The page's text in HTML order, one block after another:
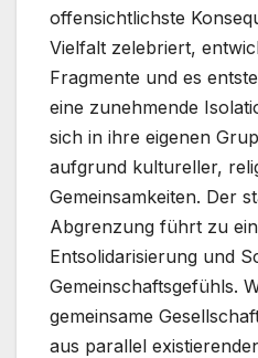
offensichtlichste
Vielfalt zelebriert,
Fragmente und es
eine zunehmende
sich in ihre eigenen
aufgrund kultureller,
Gemeinsamkeiten. Der
Abgrenzung führt zu
Entsolidarisierung und
Gemeinschaftsgefühls.
gemeinsame
aus parallel